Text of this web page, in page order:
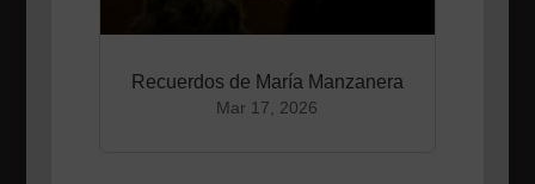
Recuerdos de María Manzanera
Mar 17, 2026